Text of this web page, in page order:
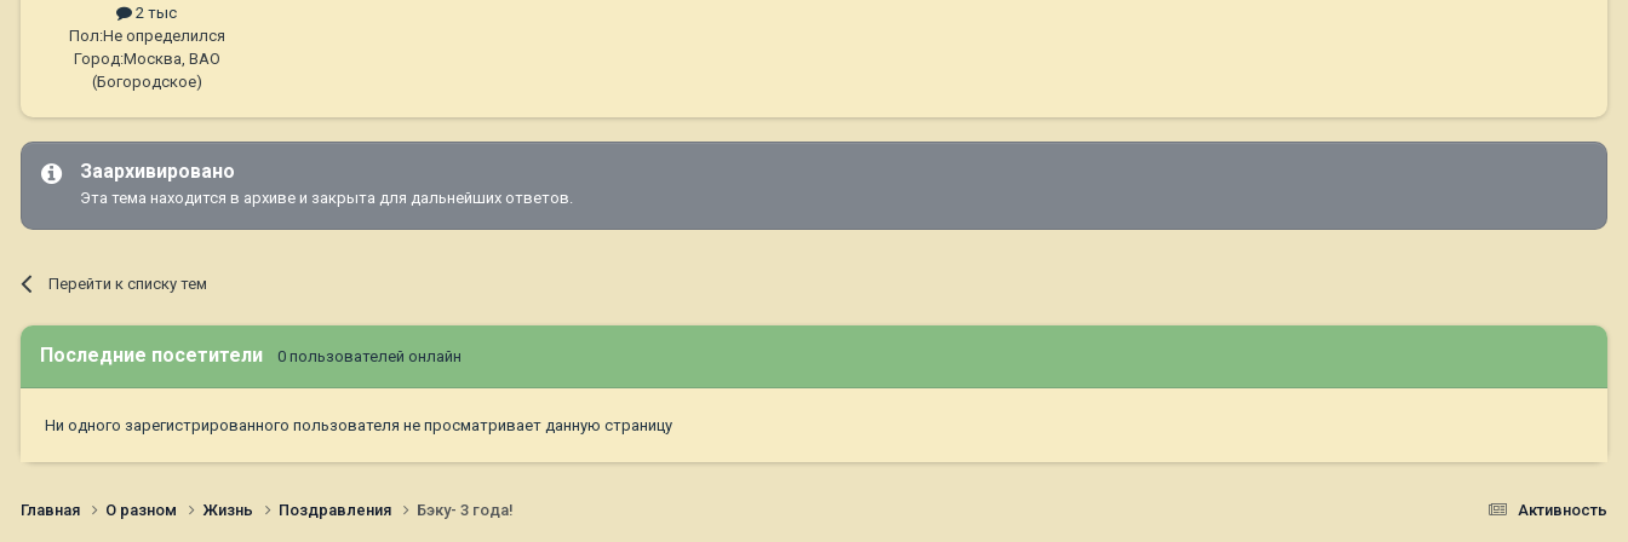
2 тыс
Пол:Не определился
Город:Москва, ВАО
(Богородское)
Заархивировано
Эта тема находится в архиве и закрыта для дальнейших ответов.
Перейти к списку тем
Последние посетители 0 пользователей онлайн
Ни одного зарегистрированного пользователя не просматривает данную страницу
Активность
Главная О разном Жизнь Поздравления Бэку- 3 года!